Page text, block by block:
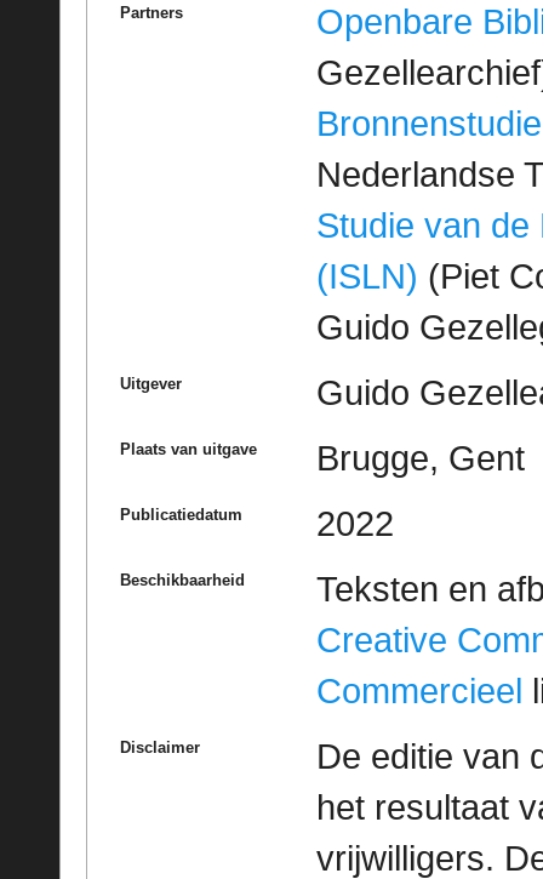
Partners
Openbare
Bronnenstudie
Nederlandse
Studie van de
(ISLN) (Piet
Guido
Uitgever Guido
Plaats van uitgave Brugge, Gent
Publicatiedatum 2022
Beschikbaarheid
Teksten en
Creative
Commercieel
Disclaimer
De editie van
het resultaat
vrijwilligers.